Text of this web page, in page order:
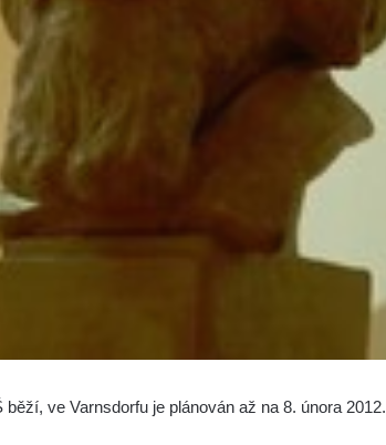
ve Varnsdorfu je plánován až na 8. února 2012.